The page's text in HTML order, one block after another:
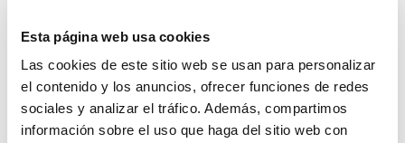
Esta página web usa cookies
Las cookies de este sitio web se usan para personalizar
el contenido y los anuncios, ofrecer funciones de redes
sociales y analizar el tráfico. Además, compartimos
información sobre el uso que haga del sitio web con
mayoría mujeres. Además, Artiach Orozko es
una de las primeras empresas de Euskal Herria
en incorporar el vinculograma socioafectivo en
su convenio.